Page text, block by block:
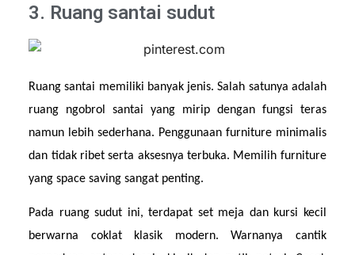
3. Ruang santai sudut
Ruang santai memiliki banyak jenis. Salah satunya adalah
ruang ngobrol santai yang mirip dengan fungsi teras
namun lebih sederhana. Penggunaan furniture minimalis
dan tidak ribet serta aksesnya terbuka. Memilih furniture
yang space saving sangat penting.
Pada ruang sudut ini, terdapat set meja dan kursi kecil
berwarna coklat klasik modern. Warnanya cantik